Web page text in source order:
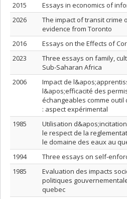
2015
Essays in economics of
2026
The impact of transit crime
evidence from Toronto
2016
Essays on the Effects of
2023
Three essays on family,
Sub-Saharan Africa
2006
Impact de
l&apos;efficacité des
échangeables comme
: aspect expérimental
1985
Utilisation
le respect de la
le domaine des eaux au
1994
Three essays on self-
1985
Evaluation des impacts
politiques
quebec